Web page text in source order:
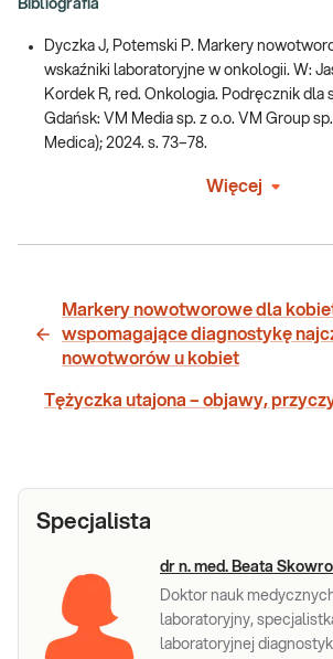
Bibliografia
Dyczka J, Potemski P. Markery
wskaźniki laboratoryjne w onkologii. W:
Kordek R, red. Onkologia. Podręcznik dla
Gdańsk: VM Media sp. z o.o. VM Group
Medica); 2024. s. 73–78.
Więcej
Markery nowotworowe dla
wspomagające diagnostykę
nowotworów u kobiet
Tężyczka utajona – objawy,
Specjalista
dr n. med. Beata
Doktor nauk
laboratoryjny,
laboratoryjnej